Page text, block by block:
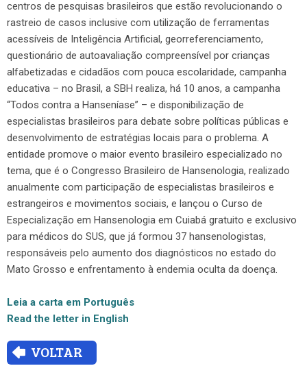
centros de pesquisas brasileiros que estão revolucionando o
rastreio de casos inclusive com utilização de ferramentas
acessíveis de Inteligência Artificial, georreferenciamento,
questionário de autoavaliação compreensível por crianças
alfabetizadas e cidadãos com pouca escolaridade, campanha
educativa – no Brasil, a SBH realiza, há 10 anos, a campanha
“Todos contra a Hanseníase” – e disponibilização de
especialistas brasileiros para debate sobre políticas públicas e
desenvolvimento de estratégias locais para o problema. A
entidade promove o maior evento brasileiro especializado no
tema, que é o Congresso Brasileiro de Hansenologia, realizado
anualmente com participação de especialistas brasileiros e
estrangeiros e movimentos sociais, e lançou o Curso de
Especialização em Hansenologia em Cuiabá gratuito e exclusivo
para médicos do SUS, que já formou 37 hansenologistas,
responsáveis pelo aumento dos diagnósticos no estado do
Mato Grosso e enfrentamento à endemia oculta da doença.
Leia a carta em Português
Read the letter in English
VOLTAR